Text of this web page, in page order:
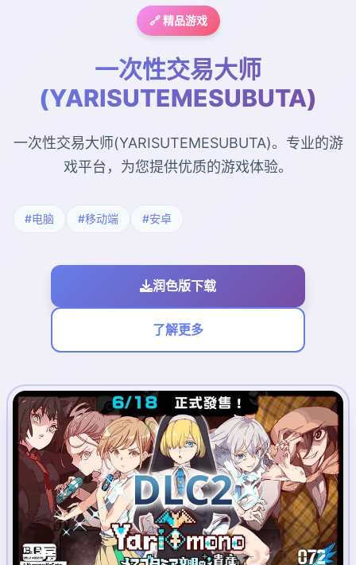
🔗 精品游戏
一次性交易大师
(YARISUTEMESUBUTA)
一次性交易大师(YARISUTEMESUBUTA)。专业的游
戏平台，为您提供优质的游戏体验。
#电脑 #移动端 #安卓
润色版下载
了解更多